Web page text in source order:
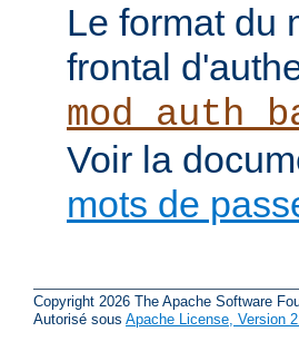
Le format du
frontal
Voir la
mots de
Copyright 2026 The Apache Software
Autorisé sous Apache License, Version